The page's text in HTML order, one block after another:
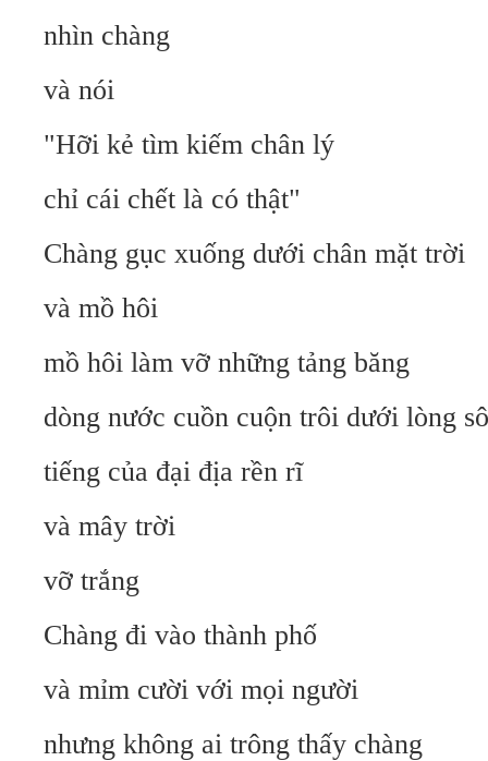
nhìn chàng
và nói
"Hỡi kẻ tìm kiếm chân lý
chỉ cái chết là có thật"
Chàng gục xuống dưới chân mặt trời
và mồ hôi
mồ hôi làm vỡ những tảng băng
dòng nước cuồn cuộn trôi dưới lòng
tiếng của đại địa rền rĩ
và mây trời
vỡ trắng
Chàng đi vào thành phố
và mỉm cười với mọi người
nhưng không ai trông thấy chàng